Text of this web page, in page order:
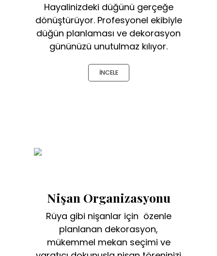
Hayalinizdeki düğünü gerçeğe
dönüştürüyor. Profesyonel ekibiyle
düğün planlaması ve dekorasyon
gününüzü unutulmaz kılıyor.
İNCELE
Nişan Organizasyonu
Rüya gibi nişanlar için özenle
planlanan dekorasyon,
mükemmel mekan seçimi ve